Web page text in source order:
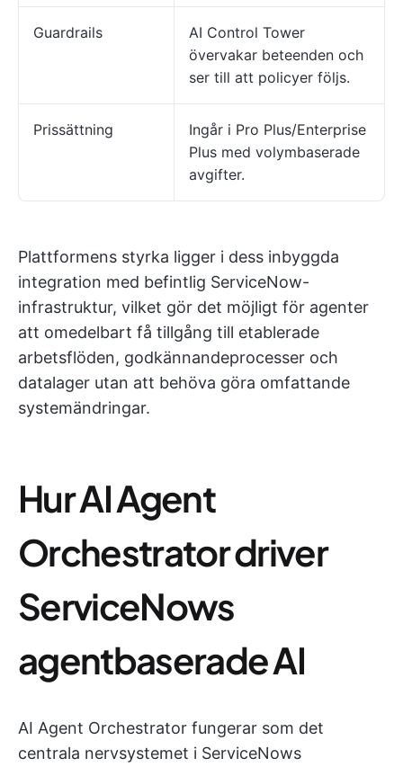
Guardrails
AI Control Tower
övervakar beteenden och
ser till att policyer följs.
Prissättning
Ingår i Pro Plus/Enterprise
Plus med volymbaserade
avgifter.
Plattformens styrka ligger i dess inbyggda
integration med befintlig ServiceNow-
infrastruktur, vilket gör det möjligt för agenter
att omedelbart få tillgång till etablerade
arbetsflöden, godkännandeprocesser och
datalager utan att behöva göra omfattande
systemändringar.
Hur AI Agent
Orchestrator driver
ServiceNows
agentbaserade AI
AI Agent Orchestrator fungerar som det
centrala nervsystemet i ServiceNows